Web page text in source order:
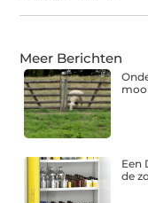
Meer Berichten
Een
de